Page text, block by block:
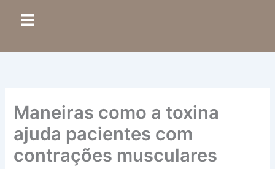
conteúdo
Maneiras como a toxina
ajuda pacientes com
contrações musculares